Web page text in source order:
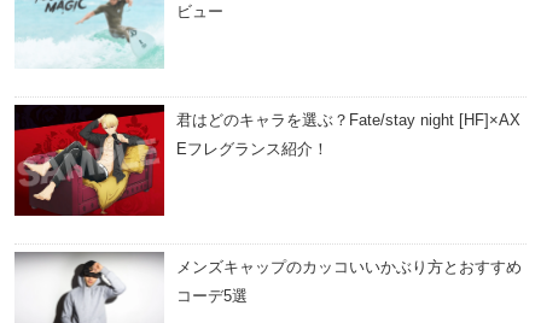
ビュー
君はどのキャラを選ぶ？Fate/stay night [HF]×AX
Eフレグランス紹介！
メンズキャップのカッコいいかぶり方とおすすめ
コーデ5選